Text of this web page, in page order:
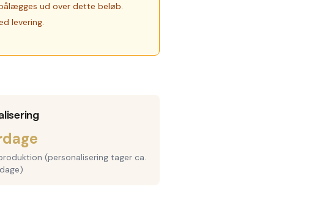
ud over dette beløb.
levering.
(personalisering tager ca.